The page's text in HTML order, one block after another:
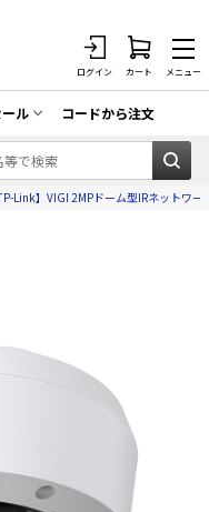
ログイン カート メニュー
ル
庫一掃セール
コードから注文
TP-Link】VIGI 2MPドーム型IRネットワ